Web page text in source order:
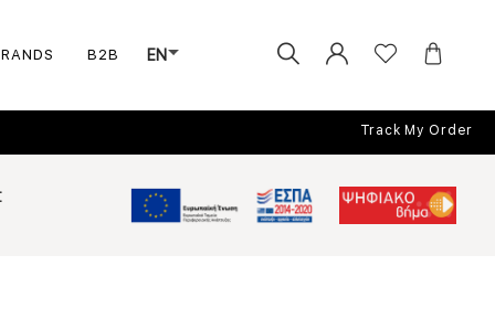
B2B EN
Track My Order